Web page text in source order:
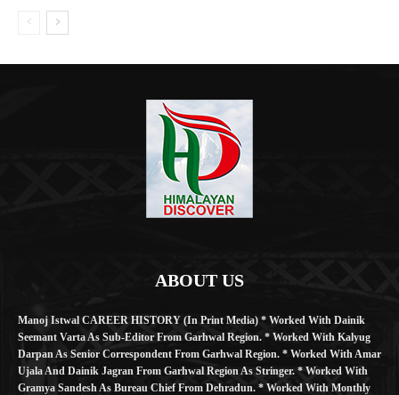
ABOUT US
Manoj Istwal CAREER HISTORY (in Print Media) * Worked With Dainik
Seemant Varta As Sub-Editor From Garhwal Region. * Worked With Kalyug
Darpan As Senior Correspondent From Garhwal Region. * Worked With Amar
Ujala And Dainik Jagran From Garhwal Region As Stringer. * Worked With
Gramya Sandesh As Bureau Chief From Dehradun. * Worked With Monthly